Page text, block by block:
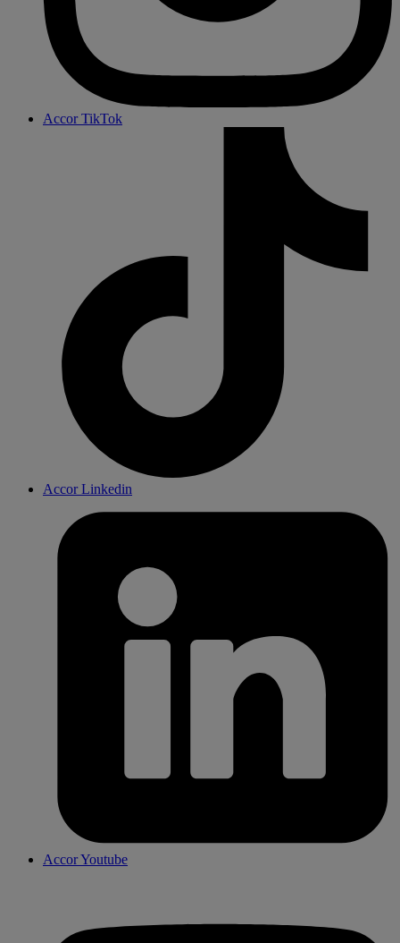
Accor TikTok
Accor Linkedin
Accor Youtube